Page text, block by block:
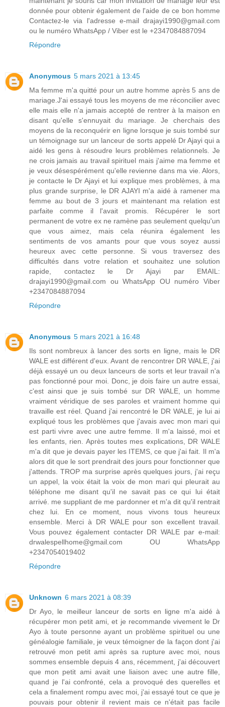
donnée pour obtenir également de l'aide de ce bon homme
Contactez-le via l'adresse e-mail drajayi1990@gmail.com
ou le numéro WhatsApp / Viber est le +2347084887094
Répondre
Anonymous 5 mars 2021 à 13:45
Ma femme m'a quitté pour un autre homme après 5 ans de
mariage.J'ai essayé tous les moyens de me réconcilier avec
elle mais elle n'a jamais accepté de rentrer à la maison en
disant qu'elle s'ennuyait du mariage. Je cherchais des
moyens de la reconquérir en ligne lorsque je suis tombé sur
un témoignage sur un lanceur de sorts appelé Dr Ajayi qui a
aidé les gens à résoudre leurs problèmes relationnels. Je
ne crois jamais au travail spirituel mais j'aime ma femme et
je veux désespérément qu'elle revienne dans ma vie. Alors,
je contacte le Dr Ajayi et lui explique mes problèmes, à ma
plus grande surprise, le DR AJAYI m'a aidé à ramener ma
femme au bout de 3 jours et maintenant ma relation est
parfaite comme il l'avait promis. Récupérer le sort
permanent de votre ex ne ramène pas seulement quelqu'un
que vous aimez, mais cela réunira également les
sentiments de vos amants pour que vous soyez aussi
heureux avec cette personne. Si vous traversez des
difficultés dans votre relation et souhaitez une solution
rapide, contactez le Dr Ajayi par EMAIL:
drajayi1990@gmail.com ou WhatsApp OU numéro Viber
+2347084887094
Répondre
Anonymous 5 mars 2021 à 16:48
Ils sont nombreux à lancer des sorts en ligne, mais le DR
WALE est différent d'eux. Avant de rencontrer DR WALE, j'ai
déjà essayé un ou deux lanceurs de sorts et leur travail n'a
pas fonctionné pour moi. Donc, je dois faire un autre essai,
c'est ainsi que je suis tombé sur DR WALE, un homme
vraiment véridique de ses paroles et vraiment homme qui
travaille est réel. Quand j'ai rencontré le DR WALE, je lui ai
expliqué tous les problèmes que j'avais avec mon mari qui
est parti vivre avec une autre femme. Il m'a laissé, moi et
les enfants, rien. Après toutes mes explications, DR WALE
m'a dit que je devais payer les ITEMS, ce que j'ai fait. Il m'a
alors dit que le sort prendrait des jours pour fonctionner que
j'attends. TROP ma surprise après quelques jours, j'ai reçu
un appel, la voix était la voix de mon mari qui pleurait au
téléphone me disant qu'il ne savait pas ce qui lui était
arrivé. me suppliant de me pardonner et m'a dit qu'il rentrait
chez lui. En ce moment, nous vivons tous heureux
ensemble. Merci à DR WALE pour son excellent travail.
Vous pouvez également contacter DR WALE par e-mail:
drwalespellhome@gmail.com OU WhatsApp
+2347054019402
Répondre
Unknown 6 mars 2021 à 08:39
Dr Ayo, le meilleur lanceur de sorts en ligne m'a aidé à
récupérer mon petit ami, et je recommande vivement le Dr
Ayo à toute personne ayant un problème spirituel ou une
généalogie familiale, je veux témoigner de la façon dont j'ai
retrouvé mon petit ami après sa rupture avec moi, nous
sommes ensemble depuis 4 ans, récemment, j'ai découvert
que mon petit ami avait une liaison avec une autre fille,
quand je l'ai confronté, cela a provoqué des querelles et
cela a finalement rompu avec moi, j'ai essayé tout ce que je
pouvais pour obtenir il revient mais ce n'était pas facile